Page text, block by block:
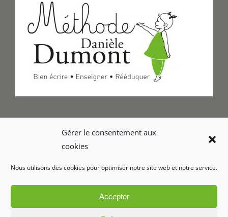
Gérer le consentement aux
cookies
Nous utilisons des cookies pour optimiser notre site web et notre service.
Accepter
Formulaire de Contact